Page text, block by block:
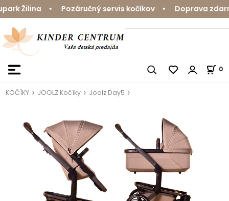
Žilina • Pozáručný servis kočíkov • Doprava
0
KOČÍKY JOOLZ Kočíky Joolz Day5